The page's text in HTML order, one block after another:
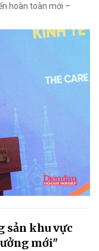
hoàn toàn mới –
sản khu vực
mới"